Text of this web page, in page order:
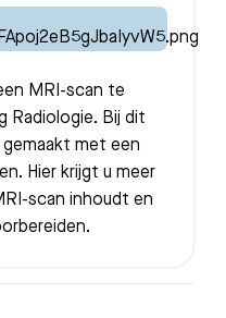
MRI-scan te
Radiologie. Bij dit
met een
Hier krijgt u meer
scan inhoudt en